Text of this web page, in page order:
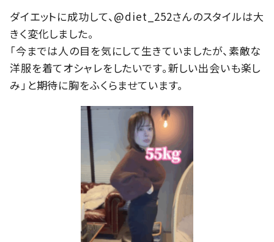
ダイエットに成功して、@diet_252さんのスタイルは大
きく変化しました。
「今までは人の目を気にして生きていましたが、素敵な
洋服を着てオシャレをしたいです。新しい出会いも楽し
み」と期待に胸をふくらませています。